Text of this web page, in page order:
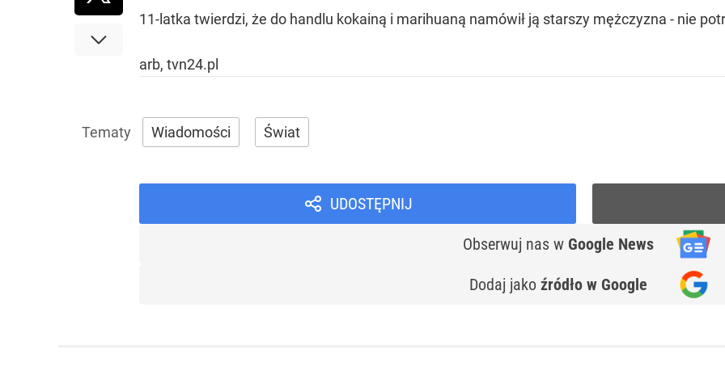
11-latka twierdzi, że do handlu kokainą i marihuaną namówił ją starszy mężczyzna - nie
arb, tvn24.pl
Wiadomości Świat
UDOSTĘPNIJ
Obserwuj nas w Google News
Dodaj jako źródło w Google